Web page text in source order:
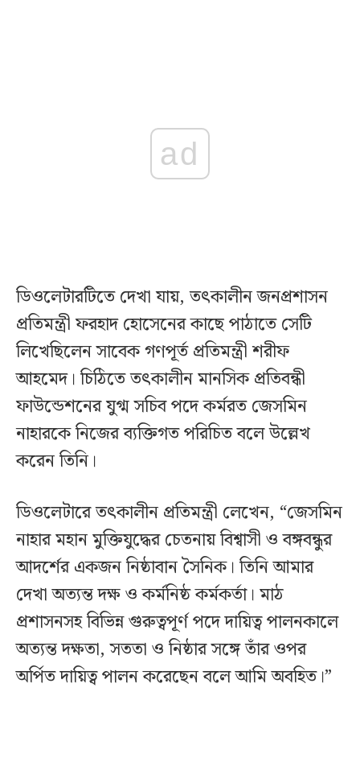
ad
ডিওলেটারটিতে দেখা যায়, তৎকালীন জনপ্রশাসন
প্রতিমন্ত্রী ফরহাদ হোসেনের কাছে পাঠাতে সেটি
লিখেছিলেন সাবেক গণপূর্ত প্রতিমন্ত্রী শরীফ
আহমেদ। চিঠিতে তৎকালীন মানসিক প্রতিবন্ধী
ফাউন্ডেশনের যুগ্ম সচিব পদে কর্মরত জেসমিন
নাহারকে নিজের ব্যক্তিগত পরিচিত বলে উল্লেখ
করেন তিনি।
ডিওলেটারে তৎকালীন প্রতিমন্ত্রী লেখেন, “জেসমিন
নাহার মহান মুক্তিযুদ্ধের চেতনায় বিশ্বাসী ও বঙ্গবন্ধুর
আদর্শের একজন নিষ্ঠাবান সৈনিক। তিনি আমার
দেখা অত্যন্ত দক্ষ ও কর্মনিষ্ঠ কর্মকর্তা। মাঠ
প্রশাসনসহ বিভিন্ন গুরুত্বপূর্ণ পদে দায়িত্ব পালনকালে
অত্যন্ত দক্ষতা, সততা ও নিষ্ঠার সঙ্গে তাঁর ওপর
অর্পিত দায়িত্ব পালন করেছেন বলে আমি অবহিত।”